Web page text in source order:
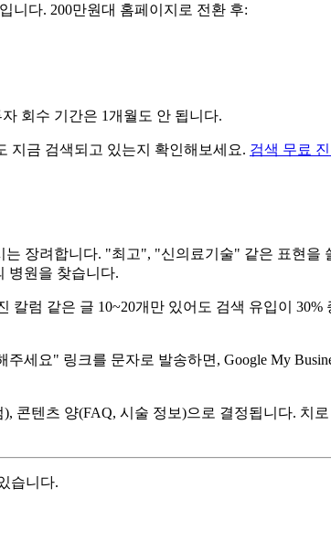
니다. 200만원대 홈페이지로 전환 후:
회수 기간은 1개월도 안 됩니다.
지금 검색되고 있는지 확인해보세요. 검색 무료
장려합니다. "최고", "신의료기술" 같은 표현을
병원을 찾습니다.
럼 같은 글 10~20개만 있어도 검색 유입이 30%
세요" 링크를 문자로 발송하면, Google My
콘텐츠 양(FAQ, 시술 정보)으로 결정됩니다. 치
습니다.